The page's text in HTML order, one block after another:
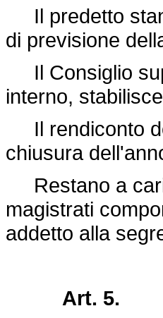
Il predetto
di previsione
Il Consiglio
interno,
Il rendiconto
chiusura
Restano a
magistrati
addetto alla
Art. 5.